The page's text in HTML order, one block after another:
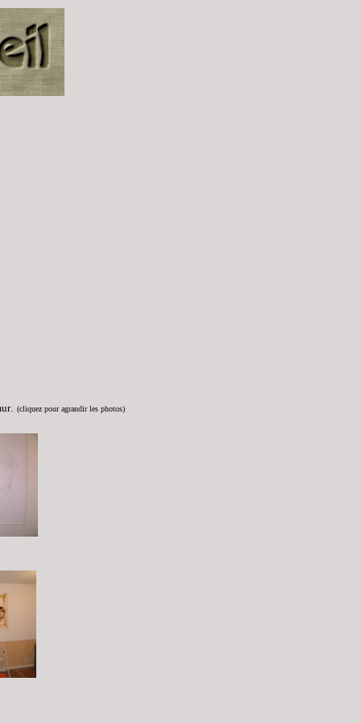
. (cliquez pour agrandir les photos)